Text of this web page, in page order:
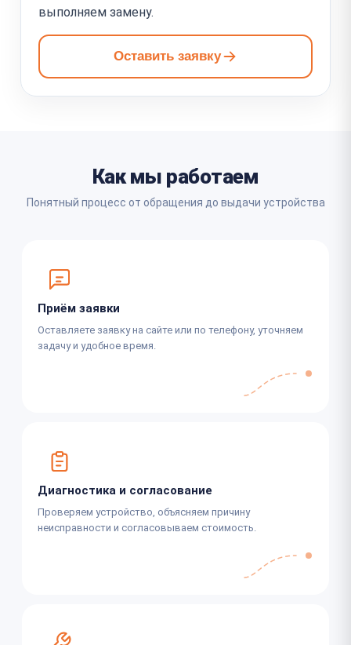
выполняем замену.
Оставить заявку
Как мы работаем
Понятный процесс от обращения до выдачи устройства
Приём заявки
Оставляете заявку на сайте или по телефону, уточняем
задачу и удобное время.
Диагностика и согласование
Проверяем устройство, объясняем причину
неисправности и согласовываем стоимость.